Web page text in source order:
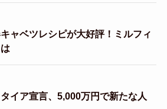
ャベツレシピが大好評！ミルフィ
イア宣言、5,000万円で新たな人